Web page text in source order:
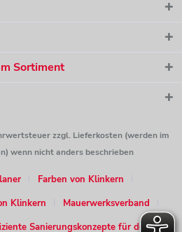
Sortiment
zzgl. Lieferkosten (werden im
wenn nicht anders beschrieben
Farben von Klinkern
Klinkern
Mauerwerksverband
Sanierungskonzepte für den